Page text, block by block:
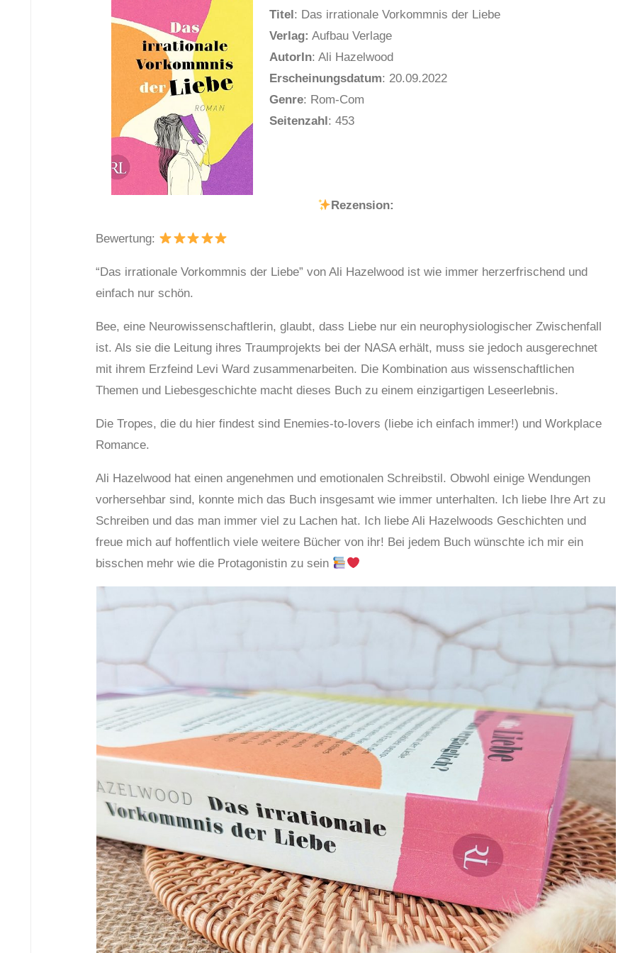
Titel : Das irrationale Vorkommnis der Liebe
Verlag: Aufbau Verlage
AutorIn: Ali Hazelwood
Erscheinungsdatum: 20.09.2022
Genre: Rom-Com
Seitenzahl : 453
Rezension:
Bewertung:
“Das irrationale Vorkommnis der Liebe” von Ali Hazelwood ist wie immer herzerfrischend und
einfach nur schön.
Bee, eine Neurowissenschaftlerin, glaubt, dass Liebe nur ein neurophysiologischer Zwischenfall
ist. Als sie die Leitung ihres Traumprojekts bei der NASA erhält, muss sie jedoch ausgerechnet
mit ihrem Erzfeind Levi Ward zusammenarbeiten. Die Kombination aus wissenschaftlichen
Themen und Liebesgeschichte macht dieses Buch zu einem einzigartigen Leseerlebnis.
Die Tropes, die du hier findest sind Enemies-to-lovers (liebe ich einfach immer!) und Workplace
Romance.
Ali Hazelwood hat einen angenehmen und emotionalen Schreibstil. Obwohl einige Wendungen
vorhersehbar sind, konnte mich das Buch insgesamt wie immer unterhalten. Ich liebe Ihre Art zu
Schreiben und das man immer viel zu Lachen hat. Ich liebe Ali Hazelwoods Geschichten und
freue mich auf hoffentlich viele weitere Bücher von ihr! Bei jedem Buch wünschte ich mir ein
bisschen mehr wie die Protagonistin zu sein